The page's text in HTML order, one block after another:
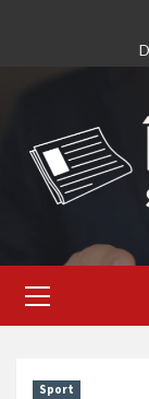
Menu
Sport